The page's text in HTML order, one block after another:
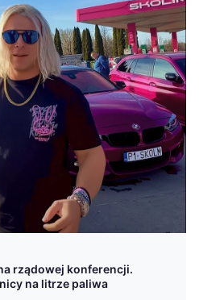
rządowej konferencji.
na litrze paliwa